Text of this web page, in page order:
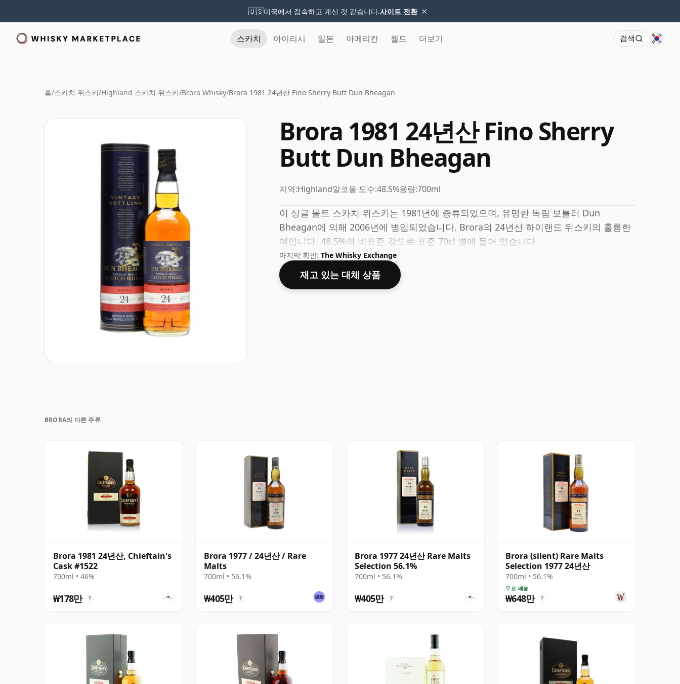
🇺🇸미국에서 접속하고 계신 것 같습니다.사이트 전환 ×
스카치 아이리시 일본 아메리칸 월드 더보기 검색
홈/스카치 위스키/Highland 스카치 위스키/Brora Whisky/Brora 1981 24년산 Fino Sherry Butt Dun Bheagan
Brora 1981 24년산 Fino Sherry
Butt Dun Bheagan
지역:Highland알코올 도수:48.5%용량:700ml
이 싱글 몰트 스카치 위스키는 1981년에 증류되었으며, 유명한 독립 보틀러 Dun
Bheagan에 의해 2006년에 병입되었습니다. Brora의 24년산 하이랜드 위스키의 훌륭한
예입니다. 48.5%의 비표준 강도로 표준 70cl 병에 들어 있습니다.
마지막 확인: The Whisky Exchange
재고 있는 대체 상품
BRORA의 다른 주류
Brora 1981 24년산, Chieftain's
Cask #1522
700ml • 46%
₩178만 ?
Brora 1977 / 24년산 / Rare
Malts
700ml • 56.1%
₩405만 ?
Brora 1977 24년산 Rare Malts
Selection 56.1%
700ml • 56.1%
₩405만 ?
Brora (silent) Rare Malts
Selection 1977 24년산
700ml • 56.1%
무료 배송
₩648만 ?